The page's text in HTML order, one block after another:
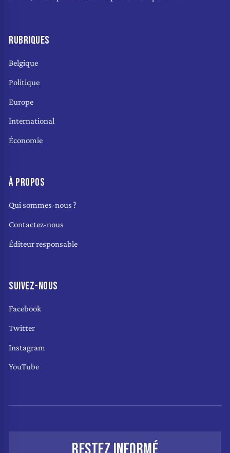
RUBRIQUES
Belgique
Politique
Europe
International
Économie
À PROPOS
Qui sommes-nous ?
Contactez-nous
Éditeur responsable
SUIVEZ-NOUS
Facebook
Twitter
Instagram
YouTube